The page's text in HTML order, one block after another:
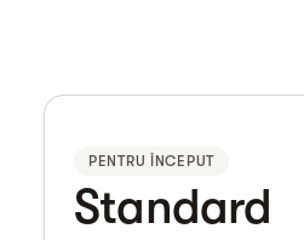
PENTRU ÎNCEPUT
Standard